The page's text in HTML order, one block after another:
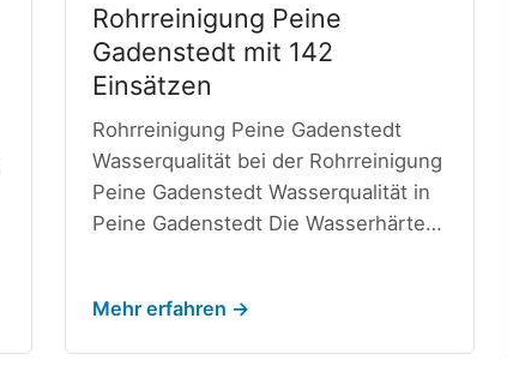
Rohrreinigung Peine
Gadenstedt mit 142
Einsätzen
Rohrreinigung Peine Gadenstedt
Wasserqualität bei der Rohrreinigung
Peine Gadenstedt Wasserqualität in
Peine Gadenstedt Die Wasserhärte…
Mehr erfahren →